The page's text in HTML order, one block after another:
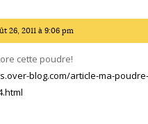
26, 2011 à 9:06 pm
cette poudre!
blog.com/article-ma-